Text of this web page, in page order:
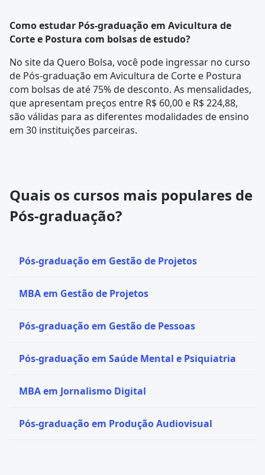
Como estudar Pós-graduação em Avicultura de
Corte e Postura com bolsas de estudo?
No site da Quero Bolsa, você pode ingressar no curso
de Pós-graduação em Avicultura de Corte e Postura
com bolsas de até 75% de desconto. As mensalidades,
que apresentam preços entre R$ 60,00 e R$ 224,88,
são válidas para as diferentes modalidades de ensino
em 30 instituições parceiras.
Quais os cursos mais populares de
Pós-graduação?
Pós-graduação em Gestão de Projetos
MBA em Gestão de Projetos
Pós-graduação em Gestão de Pessoas
Pós-graduação em Saúde Mental e Psiquiatria
MBA em Jornalismo Digital
Pós-graduação em Produção Audiovisual